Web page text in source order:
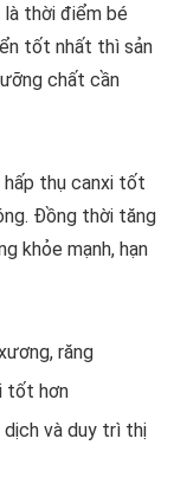
thời điểm bé
tốt nhất thì sản
chất cần
hấp thụ canxi tốt
Đồng thời tăng
khỏe mạnh, hạn
răng
tốt hơn
dịch và duy trì thị